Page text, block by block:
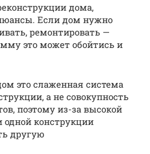
дома,
Если дом нужно
ремонтировать —
это может обойтись и
это слаженная система
а не совокупность
поэтому из-за высокой
одной конструкции
другую